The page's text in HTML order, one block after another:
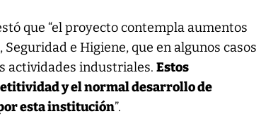
que “el proyecto contempla aumentos
e Higiene, que en algunos casos
actividades industriales.Estos
y el normal desarrollo de
esta institución”.